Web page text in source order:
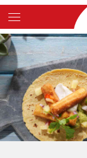
Skip
to
main
content
Main
Content